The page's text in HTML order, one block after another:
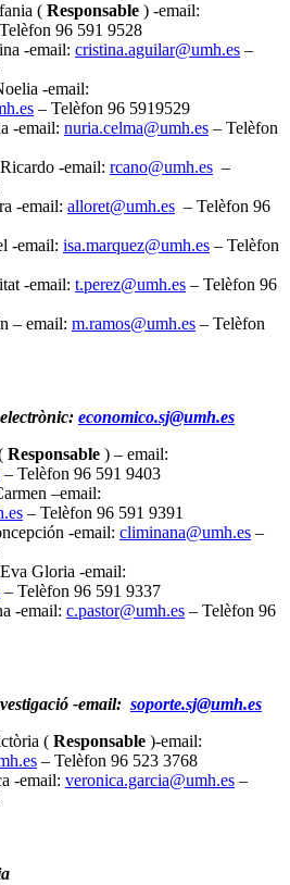
( Responsable ) -email:
96 591 9528
-email: cristina.aguilar@umh.es –
-email:
– Telèfon 96 5919529
-email: nuria.celma@umh.es – Telèfon
-email: rcano@umh.es –
-email: alloret@umh.es – Telèfon 96
-email: isa.marquez@umh.es – Telèfon
-email: t.perez@umh.es – Telèfon 96
– email: m.ramos@umh.es – Telèfon
economico.sj@umh.es
Responsable ) – email:
– Telèfon 96 591 9403
–email:
– Telèfon 96 591 9391
-email: climinana@umh.es –
Gloria -email:
– Telèfon 96 591 9337
-email: c.pastor@umh.es – Telèfon 96
-email: soporte.sj@umh.es
( Responsable )-email:
– Telèfon 96 523 3768
-email: veronica.garcia@umh.es –